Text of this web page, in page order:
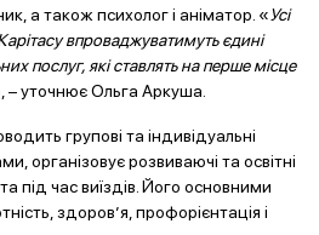
а також психолог і аніматор. «Усі
впроваджуватимуть єдині
послуг, які ставлять на перше місце
– уточнює Ольга Аркуша.
групові та індивідуальні
організовує розвиваючі та освітні
під час виїздів. Його основними
здоров’я, профорієнтація і